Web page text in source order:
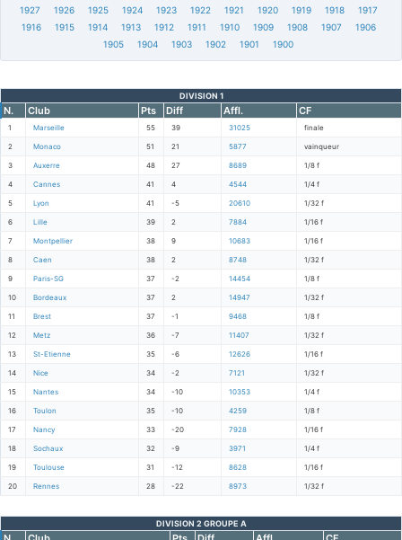
1927
1926 1925 1924 1923 1922 1921 1920 1919 1918
1917
1916
1915 1914 1913 1912 1911 1910 1909 1908 1907
1906
1905
1904 1903 1902 1901 1900
DIVISION 1
N. Club Pts Diff Affl. CF
1 Marseille 55 39 31025 finale
2 Monaco 51 21 5877 vainqueur
3 Auxerre 48 27 8689 1/8 f
4 Cannes 41 4 4544 1/4 f
5 Lyon 41 -5 20610 1/32 f
6 Lille 39 2 7884 1/16 f
7 Montpellier 38 9 10683 1/16 f
8 Caen 38 2 8748 1/32 f
9 Paris-SG 37 -2 14454 1/8 f
10 Bordeaux 37 2 14947 1/32 f
11 Brest 37 -1 9468 1/8 f
12 Metz 36 -7 11407 1/32 f
13 St-Etienne 35 -6 12626 1/16 f
14 Nice 34 -2 7121 1/32 f
15 Nantes 34 -10 10353 1/4 f
16 Toulon 35 -10 4259 1/8 f
17 Nancy 33 -20 7928 1/16 f
18 Sochaux 32 -9 3971 1/4 f
19 Toulouse 31 -12 8628 1/16 f
20 Rennes 28 -22 8973 1/32 f
DIVISION 2 GROUPE A